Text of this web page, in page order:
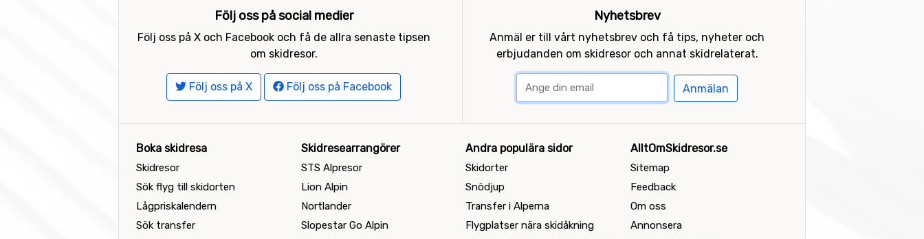
Följ oss på social medier
Följ oss på X och Facebook och få de allra senaste tipsen
om skidresor.
Följ oss på X Följ oss på Facebook
Nyhetsbrev
Anmäl er till vårt nyhetsbrev och få tips, nyheter och
erbjudanden om skidresor och annat skidrelaterat.
Anmälan
Boka skidresa
Skidresor
Sök flyg till skidorten
Lågpriskalendern
Sök transfer
Skidresearrangörer
STS Alpresor
Lion Alpin
Nortlander
Slopestar Go Alpin
Andra populära sidor
Skidorter
Snödjup
Transfer i Alperna
Flygplatser nära skidåkning
AlltOmSkidresor.se
Sitemap
Feedback
Om oss
Annonsera